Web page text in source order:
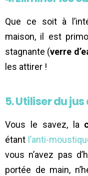
Que ce soit à
maison, il est
stagnante (verre
les attirer !
5. Utiliser du
Vous le savez, la
étant l’anti-
vous n’avez pas
portée de main,